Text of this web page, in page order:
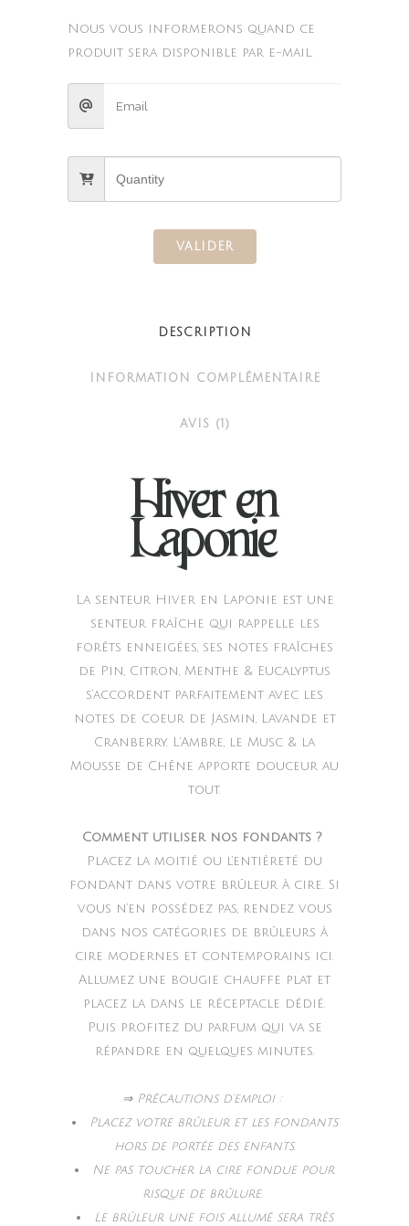
Nous vous informerons quand ce
produit sera disponible par e-mail.
VALIDER
DESCRIPTION
INFORMATION COMPLÉMENTAIRE
AVIS (1)
Hiver en
Laponie
La senteur Hiver en Laponie est une
senteur fraîche qui rappelle les
forêts enneigées, ses notes fraîches
de Pin, Citron, Menthe & Eucalyptus
s’accordent parfaitement avec les
notes de coeur de Jasmin, Lavande et
Cranberry. L’Ambre, le Musc & la
Mousse de Chêne apporte douceur au
tout.
Comment utiliser nos fondants ?
Placez la moitié ou l’entièreté du
fondant dans votre brûleur à cire. Si
vous n’en possédez pas, rendez vous
dans nos catégories de brûleurs à
cire modernes et contemporains ici.
Allumez une bougie chauffe plat et
placez la dans le réceptacle dédié.
Puis profitez du parfum qui va se
répandre en quelques minutes.
⇒ Précautions d’emploi :
Placez votre brûleur et les fondants
hors de portée des enfants.
Ne pas toucher la cire fondue pour
risque de brûlure.
Le brûleur une fois allumé sera très